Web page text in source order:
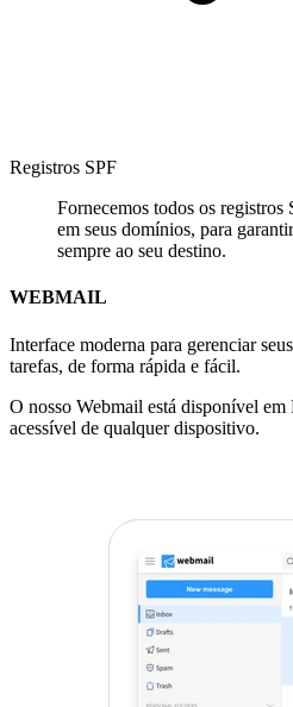
Registros SPF
Fornecemos todos os
em seus domínios, para
sempre ao seu destino.
WEBMAIL
Interface moderna para gerenciar
tarefas, de forma rápida e fácil.
O nosso Webmail está disponível em
acessível de qualquer dispositivo.